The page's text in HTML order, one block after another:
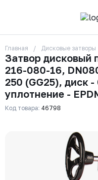
О компании
Контакты
Бренды
Отзывы
Сотрудники
Вакансии
Доставка
Главная Дисковые затворы
Затвор
216-080-16,
250 (GG25), диск
уплотнение -
Код товара: 46798